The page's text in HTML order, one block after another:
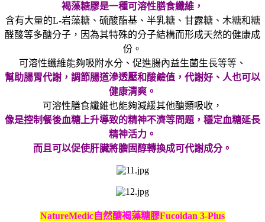
褐藻糖膠是一種可溶性膳食纖維，
含有大量的L-岩藻糖、硫酸酯基、半乳糖、甘露糖、木糖和糖
醛酸等多醣分子，因為其特殊的分子結構而形成天然的健康成
份。
可溶性纖維能夠吸附水分、促進腸內益生菌生長等等、
幫助腸胃代謝，調節腸道滲透壓和酸鹼值，代謝好、人也可以
健康清爽。
可溶性膳食纖維也能夠減緩其他醣類吸收，
像是控制餐後血糖上升導致的精神不濟等問題，穩定血糖延長
精神活力。
而且可以促使肝臟將膽固醇轉換成可代謝成分。
NatureMedic自然醣褐藻糖膠Fucoidan 3-Plus